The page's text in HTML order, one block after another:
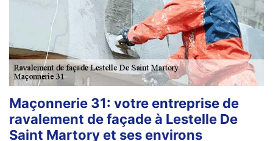
Maçonnerie 31: votre entreprise de
ravalement de façade à Lestelle De
Saint Martory et ses environs